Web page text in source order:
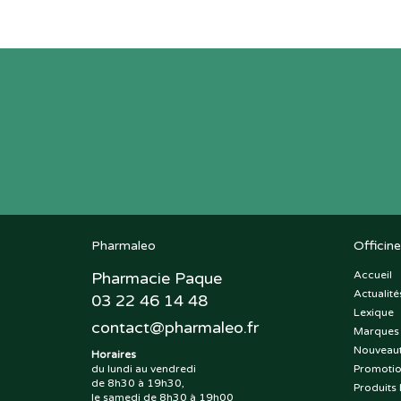
Pharmaleo
Pharmacie Paque
03 22 46 14 48
contact@pharmaleo.fr
Horaires
du lundi au vendredi
de 8h30 à 19h30,
le samedi de 8h30 à 19h00
Officine
Accueil
Lexique
Produits